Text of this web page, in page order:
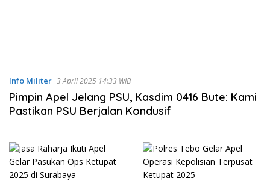
Info Militer 3 April 2025 14:33 WIB
Pimpin Apel Jelang PSU, Kasdim 0416 Bute: Kami
Pastikan PSU Berjalan Kondusif